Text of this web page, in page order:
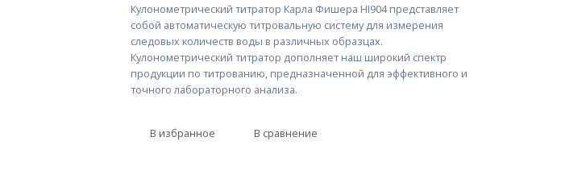
Кулонометрический титратор Карла Фишера HI904 представляет
собой автоматическую титровальную систему для измерения
следовых количеств воды в различных образцах.
Кулонометрический титратор дополняет наш широкий спектр
продукции по титрованию, предназначенной для эффективного и
точного лабораторного анализа.
В избранное В сравнение